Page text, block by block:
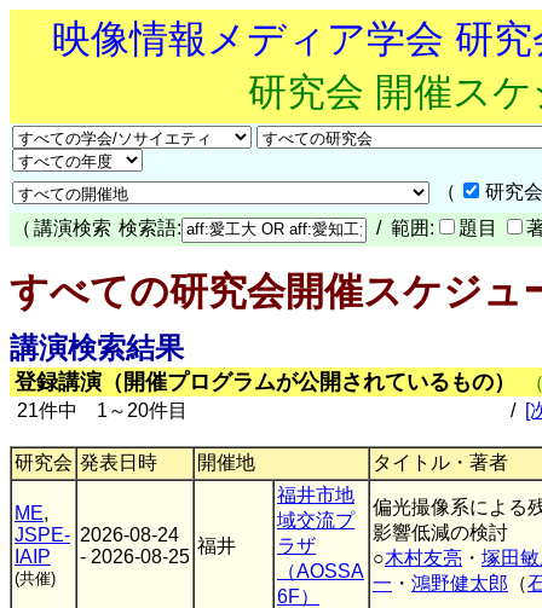
映像情報メディア学会 研
研究会 開催ス
（
研究
（ 講演検索 検索語: / 範囲: 題目
すべての研究会開催スケジュ
講演検索結果
登録講演（開催プログラムが公開されているもの）
21件中 1～20件目
/ [
研究会 発表日時 開催地 タイトル・著者
ME,
JSPE-
IAIP
(共催)
2026-08-24
- 2026-08-25
福井
福井市地
域交流プ
ラザ
（AOSSA
6F）
偏光撮像系による
影響低減の検討
○木村友亮 ・ 塚田
一 ・ 鴻野健太郎 （